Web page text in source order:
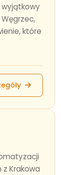
wyjątkowy
które
Krakowa